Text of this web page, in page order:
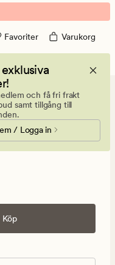
Favoriter Varukorg
och få fri frakt
samt tillgång till
/ Logga in
0
med
betyg
0
- 180x200x44
Köp